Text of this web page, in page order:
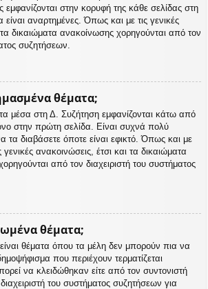
εμφανίζονται στην κορυφή της κάθε σελίδας στη
αναρτημένες. Όπως και με τις γενικές
δικαιώματα ανακοίνωσης χορηγούνται από τον
συζητήσεων.
θέματα;
μέσα στη Δ. Συζήτηση εμφανίζονται κάτω από
στην πρώτη σελίδα. Είναι συχνά πολύ
τα διαβάσετε όποτε είναι εφικτό. Όπως και με
γενικές ανακοινώσεις, έτσι και τα δικαιώματα
από τον διαχειριστή του συστήματος
θέματα;
θέματα όπου τα μέλη δεν μπορούν πια να
που περιέχουν τερματίζεται
να κλειδώθηκαν είτε από τον συντονιστή
του συστήματος συζητήσεων για